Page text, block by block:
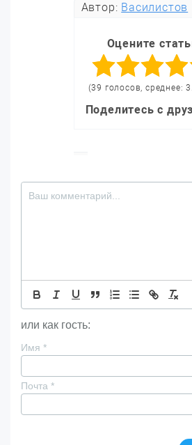
Автор: Василистов
Оцените
(39 голосов, среднее:
Поделитесь с
или как гость:
Имя *
Почта *